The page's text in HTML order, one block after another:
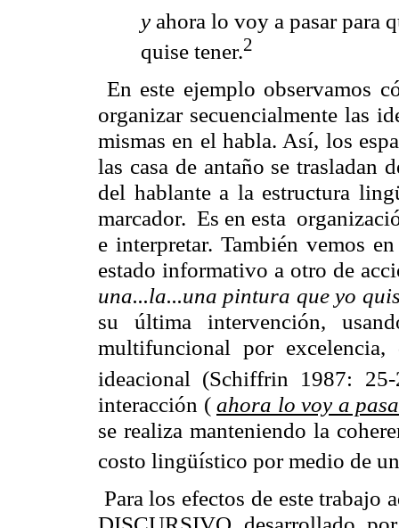
y ahora lo voy a pasar para
quise tener.2
En este ejemplo observamos
organizar secuencialmente las
mismas en el habla. Así, los
las casa de antaño se trasladan
del hablante a la estructura
marcador. Es en esta
e interpretar. También vemos
estado informativo a otro de
una...la...una pintura que yo
su última intervención,
multifuncional por
ideacional (Schiffrin 1987: 25-
interacción ( ahora lo voy a
se realiza manteniendo la
costo lingüístico por medio de
Para los efectos de este